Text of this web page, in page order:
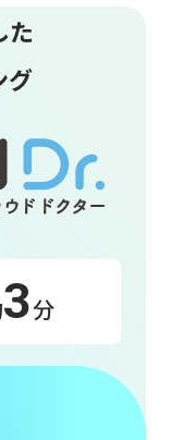
た
グ
3分